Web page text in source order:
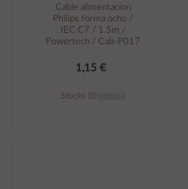
Cable alimentacion
Philips forma ocho /
IEC C7 / 1.5m /
Powertech / Cab-P017
1,15 €
Stocks (0)